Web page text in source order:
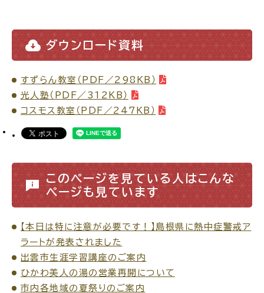
入園・入学 結婚・離婚
高齢者・介護 病気・ケガ
ダウンロード資料
すずらん教室（PDF／298KB）
光人塾（PDF／312KB）
コスモス教室（PDF／247KB）
このページを見ている人はこんな
ページも見ています
【本日は特に注意が必要です！】島根県に熱中症警戒ア
ラートが発表されました
出雲市生涯学習講座のご案内
ひかわ美人の湯の営業再開について
市内各地域の夏祭りのご案内